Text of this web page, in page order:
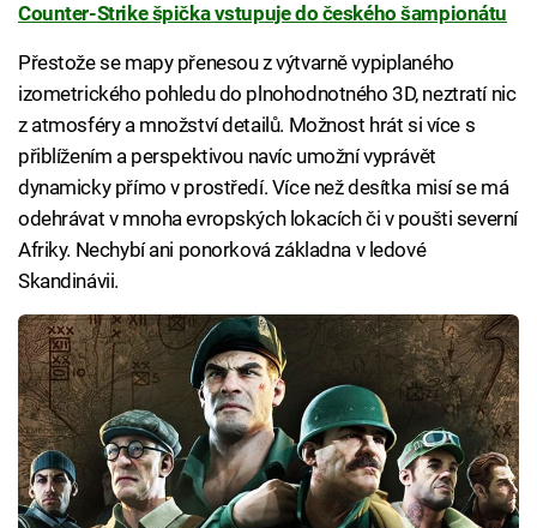
Counter-Strike špička vstupuje do českého šampionátu
Přestože se mapy přenesou z výtvarně vypiplaného
izometrického pohledu do plnohodnotného 3D, neztratí nic
z atmosféry a množství detailů. Možnost hrát si více s
přiblížením a perspektivou navíc umožní vyprávět
dynamicky přímo v prostředí. Více než desítka misí se má
odehrávat v mnoha evropských lokacích či v poušti severní
Afriky. Nechybí ani ponorková základna v ledové
Skandinávii.